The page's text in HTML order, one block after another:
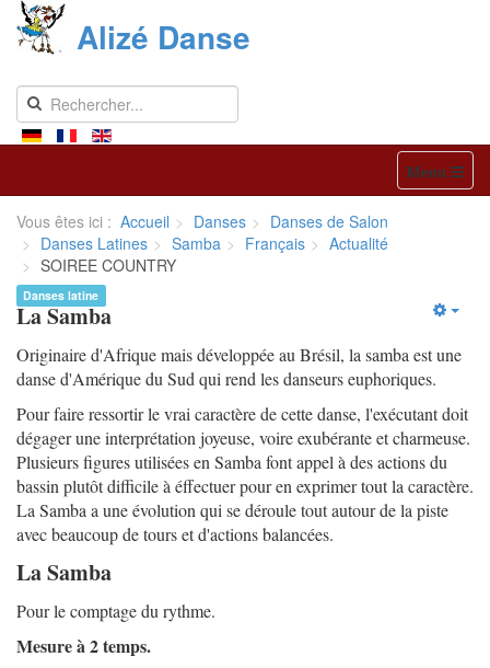
Alizé Danse
Menu
Vous êtes ici : Accueil Danses
Danses de Salon
Danses Latines
Samba Français
Actualité
SOIREE COUNTRY
Danses latine
La Samba
Originaire d'Afrique mais développée au Brésil, la samba est une
danse d'Amérique du Sud qui rend les danseurs euphoriques.
Pour faire ressortir le vrai caractère de cette danse, l'exécutant doit
dégager une interprétation joyeuse, voire exubérante et charmeuse.
Plusieurs figures utilisées en Samba font appel à des actions du
bassin plutôt difficile à éffectuer pour en exprimer tout la caractère.
La Samba a une évolution qui se déroule tout autour de la piste
avec beaucoup de tours et d'actions balancées.
La Samba
Pour le comptage du rythme.
Mesure à 2 temps.